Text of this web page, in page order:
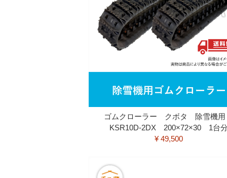
ゴムクローラー クボタ 除雪機
KSR10D-2DX 200×72×30 1台
¥ 49,500